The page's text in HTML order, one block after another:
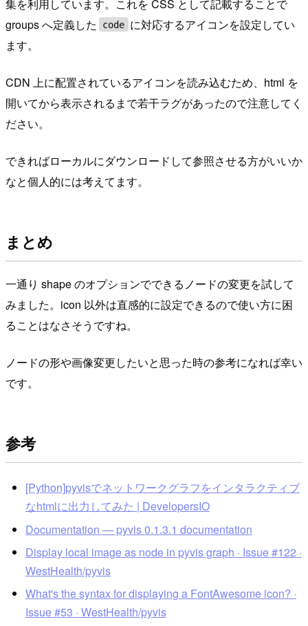
集を利用しています。これを CSS として記載することで
groups へ定義した
code に対応するアイコンを設定してい
ます。
CDN 上に配置されているアイコンを読み込むため、html を
開いてから表示されるまで若干ラグがあったので注意してく
ださい。
できればローカルにダウンロードして参照させる方がいいか
なと個人的には考えてます。
まとめ
一通り shape のオプションでできるノードの変更を試して
みました。icon 以外は直感的に設定できるので使い方に困
ることはなさそうですね。
ノードの形や画像変更したいと思った時の参考になれば幸い
です。
参考
[Python]pyvisでネットワークグラフをインタラクティブ
なhtmlに出力してみた | DevelopersIO
Documentation — pyvis 0.1.3.1 documentation
Display local image as node in pyvis graph · Issue #122 ·
WestHealth/pyvis
What's the syntax for displaying a FontAwesome icon? ·
Issue #53 · WestHealth/pyvis